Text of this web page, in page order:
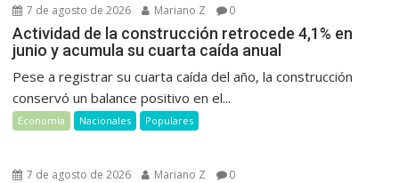
7 de agosto de 2026 Mariano Z 0
Actividad de la construcción retrocede 4,1% en
junio y acumula su cuarta caída anual
Pese a registrar su cuarta caída del año, la construcción
conservó un balance positivo en el...
Economía Nacionales Populares
7 de agosto de 2026 Mariano Z 0